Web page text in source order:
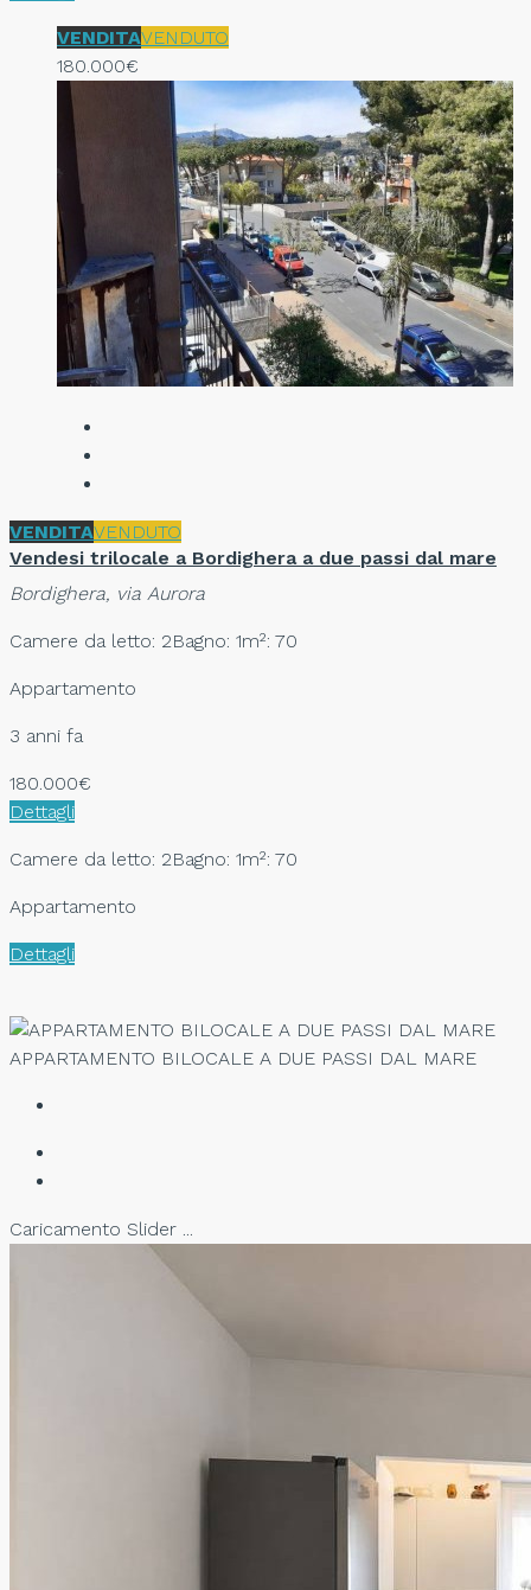
VENDITAVENDUTO
180.000€
VENDITAVENDUTO
Vendesi trilocale a Bordighera a due passi dal mare
Bordighera, via Aurora
Camere da letto: 2Bagno: 1m²: 70
Appartamento
3 anni fa
180.000€
Dettagli
Camere da letto: 2Bagno: 1m²: 70
Appartamento
Dettagli
APPARTAMENTO BILOCALE A DUE PASSI DAL MARE
Caricamento Slider ...